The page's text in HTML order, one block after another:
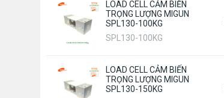
LOAD CELL CẢM BIẾN
TRỌNG LƯỢNG MIGUN
SPL130-100KG
SPL130-100KG
LOAD CELL CẢM BIẾN
TRỌNG LƯỢNG MIGUN
SPL130-150KG